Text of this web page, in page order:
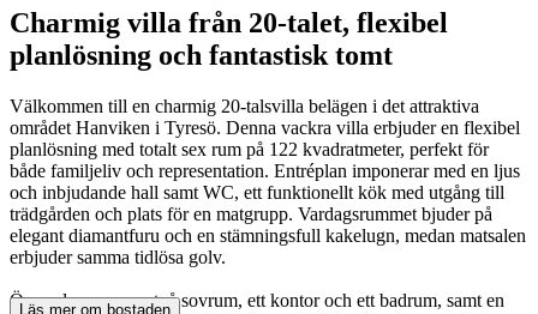
Charmig villa från 20-talet, flexibel
planlösning och fantastisk tomt
Välkommen till en charmig 20-talsvilla belägen i det attraktiva
området Hanviken i Tyresö. Denna vackra villa erbjuder en flexibel
planlösning med totalt sex rum på 122 kvadratmeter, perfekt för
både familjeliv och representation. Entréplan imponerar med en ljus
och inbjudande hall samt WC, ett funktionellt kök med utgång till
trädgården och plats för en matgrupp. Vardagsrummet bjuder på
elegant diamantfuru och en stämningsfull kakelugn, medan matsalen
erbjuder samma tidlösa golv.
Övre plan rymmer två sovrum, ett kontor och ett badrum, samt en
Läs mer om bostaden